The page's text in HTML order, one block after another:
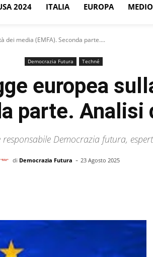
2024 ITALIA EUROPA
dei media (EMFA). Seconda parte....
Democrazia Futura Techné
europea
parte. Analisi
Democrazia futura,
di Democrazia Futura - 23 Agosto 2025